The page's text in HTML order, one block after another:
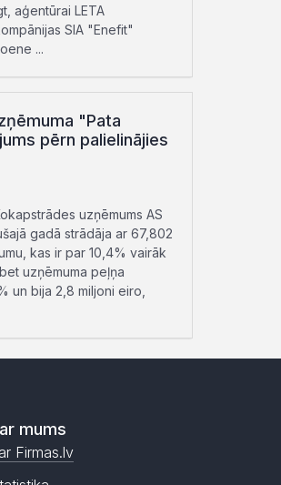
aģentūrai LETA
SIA "Enefit"
...
"Pata
pērn palielinājies
uzņēmums AS
gadā strādāja ar 67,802
kas ir par 10,4% vairāk
uzņēmuma peļņa
un bija 2,8 miljoni eiro,
mums
Firmas.lv